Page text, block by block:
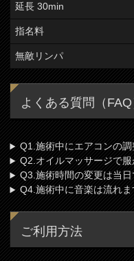
延長 30min
指名料
無敵リンパ
よくある質問（FAQ
Q1.施術中にエアコンの
Q2.オイルマッサージで
Q3.施術時間の変更は当
Q4.施術中に音楽は流れ
ご利用方法